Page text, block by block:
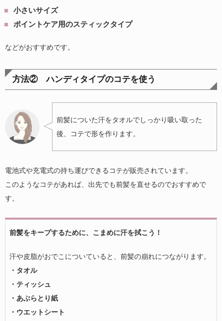
小さいサイズ
ポイントケア用のスティックタイプ
などがおすすめです。
方法② ハンディタイプのコテを使う
前髪についた汗をタオルでしっかり吸い取った
後、コテで形を作ります。
電池式や充電式の持ち運びできるコテが販売されています。
このようなコテがあれば、出先でも前髪を直せるのでおすすめで
す。
前髪をキープするために、こまめに汗を拭こう！
汗や皮脂がおでこについていると、前髪の崩れにつながります。
・タオル
・ティッシュ
・あぶらとり紙
・ウエットシート